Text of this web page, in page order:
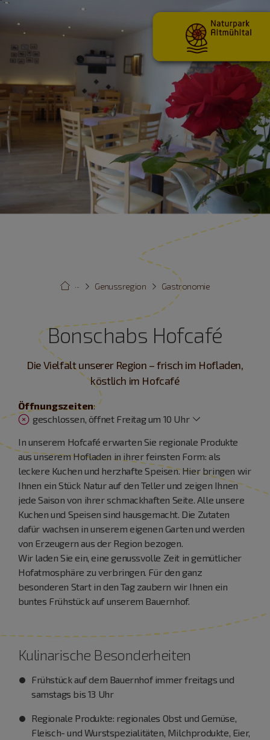
Gastronomie
Genussregion
···
Bonschabs Hofcafé
Die Vielfalt unserer Region – frisch im Hofladen,
köstlich im Hofcafé
Öffnungszeiten:
geschlossen, öffnet Freitag um 10 Uhr
In unserem Hofcafé erwarten Sie regionale Produkte
aus unserem Hofladen in ihrer feinsten Form: als
leckere Kuchen und herzhafte Speisen. Hier bringen wir
Ihnen ein Stück Natur auf den Teller und zeigen Ihnen
jede Saison von ihrer schmackhaften Seite. Alle unsere
Kuchen und Speisen sind hausgemacht. Die Zutaten
dafür wachsen in unserem eigenen Garten und werden
von Erzeugern aus der Region bezogen.
Wir laden Sie ein, eine genussvolle Zeit in gemütlicher
Hofatmosphäre zu verbringen. Für den ganz
besonderen Start in den Tag zaubern wir Ihnen ein
buntes Frühstück auf unserem Bauernhof.
Kulinarische Besonderheiten
Frühstück auf dem Bauernhof immer freitags und
samstags bis 13 Uhr
Regionale Produkte: regionales Obst und Gemüse,
Fleisch- und Wurstspezialitäten, Milchprodukte, Eier,